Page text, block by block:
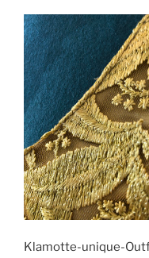
Klamotte-unique-